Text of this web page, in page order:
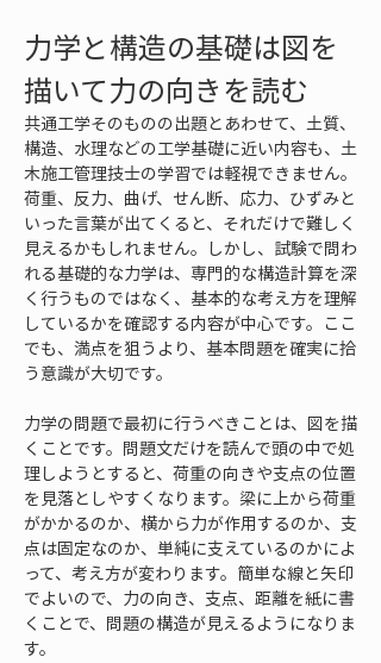
力学と構造の基礎は図を
描いて力の向きを読む
共通工学そのものの出題とあわせて、土質、
構造、水理などの工学基礎に近い内容も、土
木施工管理技士の学習では軽視できません。
荷重、反力、曲げ、せん断、応力、ひずみと
いった言葉が出てくると、それだけで難しく
見えるかもしれません。しかし、試験で問わ
れる基礎的な力学は、専門的な構造計算を深
く行うものではなく、基本的な考え方を理解
しているかを確認する内容が中心です。ここ
でも、満点を狙うより、基本問題を確実に拾
う意識が大切です。
力学の問題で最初に行うべきことは、図を描
くことです。問題文だけを読んで頭の中で処
理しようとすると、荷重の向きや支点の位置
を見落としやすくなります。梁に上から荷重
がかかるのか、横から力が作用するのか、支
点は固定なのか、単純に支えているのかによ
って、考え方が変わります。簡単な線と矢印
でよいので、力の向き、支点、距離を紙に書
くことで、問題の構造が見えるようになりま
す。